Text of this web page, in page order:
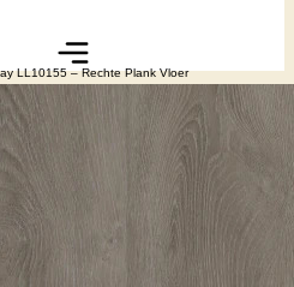
LL10155 – Rechte Plank Vloer